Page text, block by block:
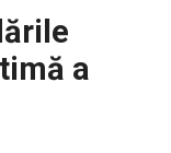
a